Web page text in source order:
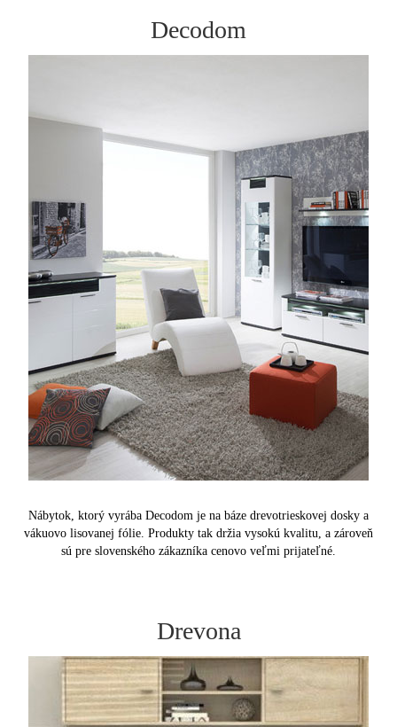
Decodom
Nábytok, ktorý vyrába Decodom je na báze drevotrieskovej dosky a
vákuovo lisovanej fólie. Produkty tak držia vysokú kvalitu, a zároveň
sú pre slovenského zákazníka cenovo veľmi prijateľné.
Drevona